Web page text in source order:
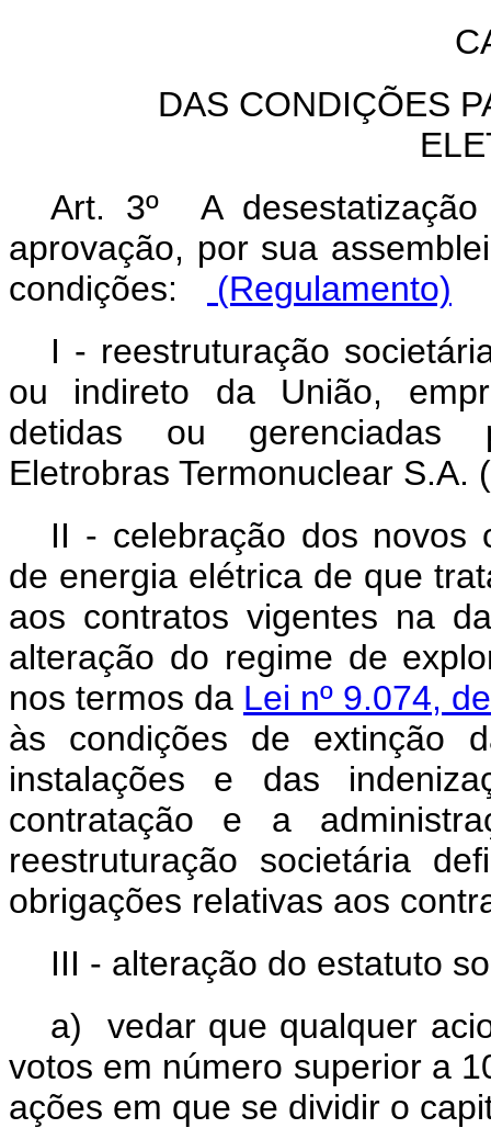
DAS CONDIÇÕES
Art. 3º A
aprovação, por sua
condições:
(Regulamento)
I - reestruturação
ou indireto da União,
detidas ou gerenciadas
Eletrobras Termonuclear
II - celebração dos novos
de energia elétrica de que
aos contratos vigentes na
alteração do regime de
nos termos da Lei nº 9.074,
às condições de extinção
instalações e das
contratação e a
reestruturação societária
obrigações relativas aos
III - alteração do estatuto
a) vedar que qualquer
votos em número superior a
ações em que se dividir o